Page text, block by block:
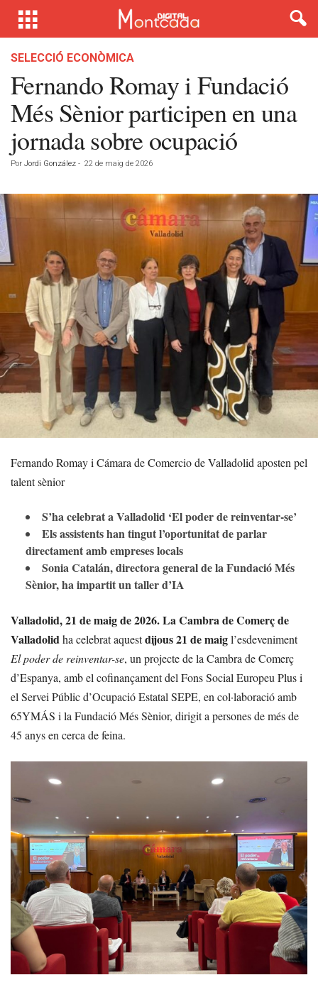
SELECCIÓ ECONÒMICA
Fernando Romay i Fundació
Més Sènior participen en una
jornada sobre ocupació
Por Jordi González - 22 de maig de 2026
Fernando Romay i Cámara de Comercio de Valladolid aposten pel
talent sènior
S’ha celebrat a Valladolid ‘El poder de reinventar-se’
Els assistents han tingut l’oportunitat de parlar
directament amb empreses locals
Sonia Catalán, directora general de la Fundació Més
Sènior, ha impartit un taller d’IA
Valladolid, 21 de maig de 2026.La Cambra de Comerç de
Valladolidha celebrat aquestdijous 21 de maigl’esdeveniment
El poder de reinventar-se, un projecte de la Cambra de Comerç
d’Espanya, amb el cofinançament del Fons Social Europeu Plus i
el Servei Públic d’Ocupació Estatal SEPE, en col·laboració amb
65YMÁS i la Fundació Més Sènior, dirigit a persones de més de
45 anys en cerca de feina.